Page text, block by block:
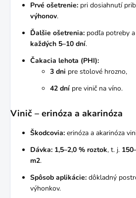
Prvé ošetrenie: pri dosiahnutí
výhonov.
Ďalšie ošetrenia: podľa potreby
každých 5–10 dní.
Čakacia lehota (PHI):
3 dni pre stolové hrozno,
42 dní pre vinič na víno.
Vinič – erinóza a akarinóza
Škodcovia: erinóza a akarinóza
Dávka: 1,5–2,0 % roztok, t. j.
m2.
Spôsob aplikácie: dôkladný
výhonkov.